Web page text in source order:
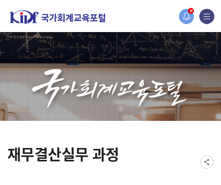
N
홈페이지가 새롭게 개편되었습니다.
한국조세재정연구원홈페이지가 새롭게 개설되었습니다.
재무결산실무 과정